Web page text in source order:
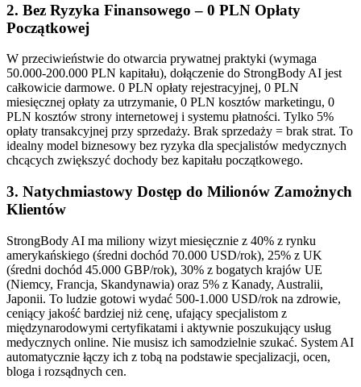
2. Bez Ryzyka Finansowego – 0 PLN Opłaty
Początkowej
W przeciwieństwie do otwarcia prywatnej praktyki (wymaga
50.000-200.000 PLN kapitału), dołączenie do StrongBody AI jest
całkowicie darmowe. 0 PLN opłaty rejestracyjnej, 0 PLN
miesięcznej opłaty za utrzymanie, 0 PLN kosztów marketingu, 0
PLN kosztów strony internetowej i systemu płatności. Tylko 5%
opłaty transakcyjnej przy sprzedaży. Brak sprzedaży = brak strat. To
idealny model biznesowy bez ryzyka dla specjalistów medycznych
chcących zwiększyć dochody bez kapitału początkowego.
3. Natychmiastowy Dostęp do Milionów Zamożnych
Klientów
StrongBody AI ma miliony wizyt miesięcznie z 40% z rynku
amerykańskiego (średni dochód 70.000 USD/rok), 25% z UK
(średni dochód 45.000 GBP/rok), 30% z bogatych krajów UE
(Niemcy, Francja, Skandynawia) oraz 5% z Kanady, Australii,
Japonii. To ludzie gotowi wydać 500-1.000 USD/rok na zdrowie,
ceniący jakość bardziej niż cenę, ufający specjalistom z
międzynarodowymi certyfikatami i aktywnie poszukujący usług
medycznych online. Nie musisz ich samodzielnie szukać. System AI
automatycznie łączy ich z tobą na podstawie specjalizacji, ocen,
bloga i rozsądnych cen.